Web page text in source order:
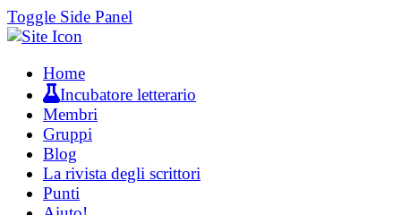
Toggle Side Panel
Home
Incubatore letterario
Membri
Gruppi
Blog
La rivista degli scrittori
Punti